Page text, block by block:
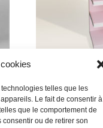
telles que les
Le fait de consentir à
que le comportement de
ou de retirer son
Lire la suite